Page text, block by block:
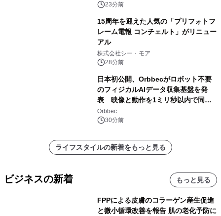
23分前
15周年を迎えた人気の「プリフォトフ
レーム電報 コンチェルト」がリニュー
アル
株式会社シー・モア
28分前
日本初公開、Orbbecがロボット不要
のフィジカルAIデータ収集基盤を発
表 映像と動作を1ミリ秒以内で同
期、約200グラムの試作機をROSCon
JP 2026で実演
Orbbec
30分前
ライフスタイルの新着をもっと見る
ビジネスの新着 もっと見る
FPPによる皮膚のコラーゲン産生促進
と微小循環改善を報告 肌の老化予防に